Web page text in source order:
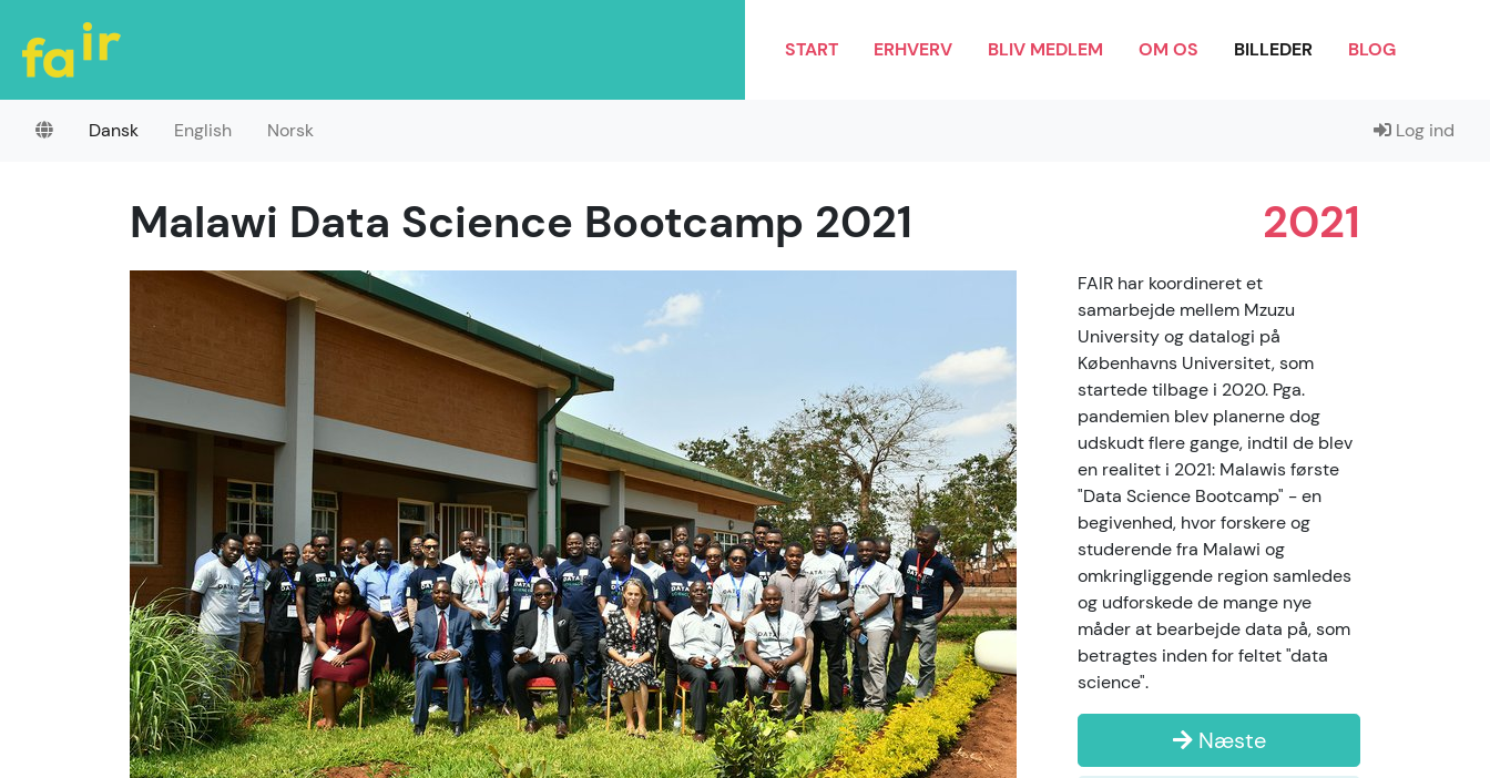
START ERHVERV BLIV MEDLEM OM OS BILLEDER BLOG
Dansk English Norsk Log ind
2021
Malawi Data Science Bootcamp 2021
FAIR har koordineret et
samarbejde mellem Mzuzu
University og datalogi på
Københavns Universitet, som
startede tilbage i 2020. Pga.
pandemien blev planerne dog
udskudt flere gange, indtil de blev
en realitet i 2021: Malawis første
"Data Science Bootcamp" - en
begivenhed, hvor forskere og
studerende fra Malawi og
omkringliggende region samledes
og udforskede de mange nye
måder at bearbejde data på, som
betragtes inden for feltet "data
science".
Næste